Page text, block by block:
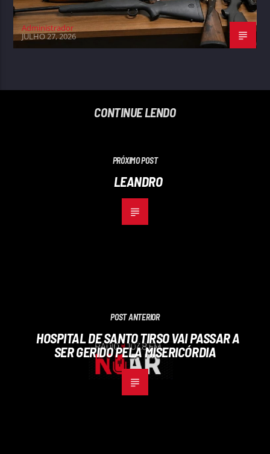
Administrador
JULHO 27, 2026
CONTINUE LENDO
PRÓXIMO POST
LEANDRO
POST ANTERIOR
HOSPITAL DE SANTO TIRSO VAI PASSAR A
SER GERIDO PELA MISERICÓRDIA